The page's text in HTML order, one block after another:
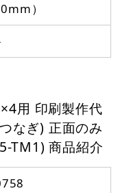
）
用 印刷製作代
なぎ) 正面のみ
TM1) 商品紹介